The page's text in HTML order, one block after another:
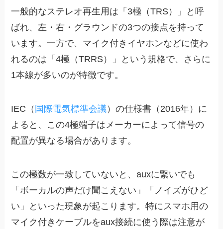
一般的なステレオ再生用は「3極（TRS）」と呼
ばれ、左・右・グラウンドの3つの接点を持って
います。一方で、マイク付きイヤホンなどに使わ
れるのは「4極（TRRS）」という規格で、さらに
1本線が多いのが特徴です。
IEC（ 国際電気標準会議）の仕様書（2016年）に
よると、この4極端子はメーカーによって信号の
配置が異なる場合があります。
この極数が一致していないと、auxに繋いでも
「ボーカルの声だけ聞こえない」「ノイズがひど
い」といった現象が起こります。特にスマホ用の
マイク付きケーブルをaux接続に使う際は注意が